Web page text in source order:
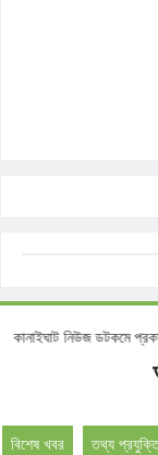
:কানাইঘাট নিউজ
বিশেষ খবর তথ্য